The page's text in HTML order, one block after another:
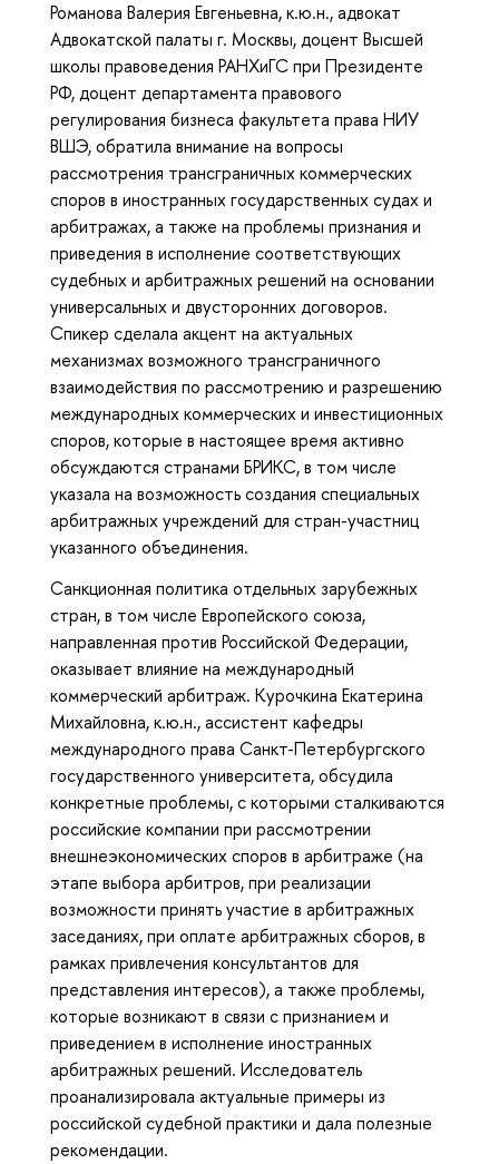
Романова Валерия Евгеньевна, к.ю.н., адвокат
Адвокатской палаты г. Москвы, доцент Высшей
школы правоведения РАНХиГС при Президенте
РФ, доцент департамента правового
регулирования бизнеса факультета права НИУ
ВШЭ, обратила внимание на вопросы
рассмотрения трансграничных коммерческих
споров в иностранных государственных судах и
арбитражах, а также на проблемы признания и
приведения в исполнение соответствующих
судебных и арбитражных решений на основании
универсальных и двусторонних договоров.
Спикер сделала акцент на актуальных
механизмах возможного трансграничного
взаимодействия по рассмотрению и разрешению
международных коммерческих и инвестиционных
споров, которые в настоящее время активно
обсуждаются странами БРИКС, в том числе
указала на возможность создания специальных
арбитражных учреждений для стран-участниц
указанного объединения.
Санкционная политика отдельных зарубежных
стран, в том числе Европейского союза,
направленная против Российской Федерации,
оказывает влияние на международный
коммерческий арбитраж. Курочкина Екатерина
Михайловна, к.ю.н., ассистент кафедры
международного права Санкт-Петербургского
государственного университета, обсудила
конкретные проблемы, с которыми сталкиваются
российские компании при рассмотрении
внешнеэкономических споров в арбитраже (на
этапе выбора арбитров, при реализации
возможности принять участие в арбитражных
заседаниях, при оплате арбитражных сборов, в
рамках привлечения консультантов для
представления интересов), а также проблемы,
которые возникают в связи с признанием и
приведением в исполнение иностранных
арбитражных решений. Исследователь
проанализировала актуальные примеры из
российской судебной практики и дала полезные
рекомендации.